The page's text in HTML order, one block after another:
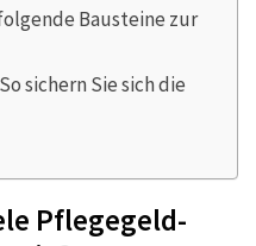
Bausteine zur
sichern Sie sich die
Pflegegeld-